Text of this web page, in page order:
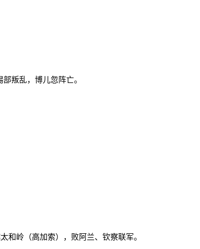
叛乱，博儿忽阵亡。
岭（高加索），败阿兰、钦察联军。